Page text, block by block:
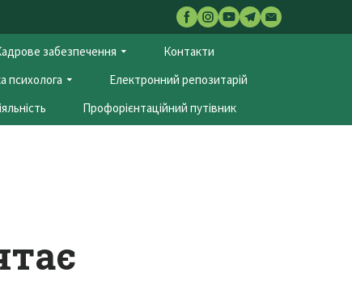
забезпечення
Контакти
психолога
Електронний репозитарій
Профорієнтаційний путівник